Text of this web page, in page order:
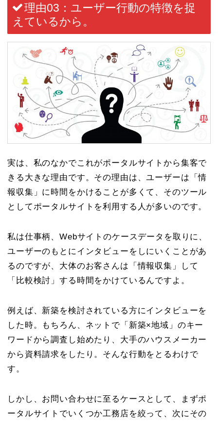
理由03：ユーザー行動の特徴を捉
えているから。
実は、私のなかでこれがポータルサイトから集客で
きる大きな理由です。その理由は 、ユーザーは「情
報収集」に時間をかけることが多くて、そのツール
としてポータルサイトを利用する人が多いのです。
私は仕事柄、Webサイトのケースデータを取りに、
ユーザーのもとにインタビューをしにいくことがあ
るのですが、大体のお客さんは「情報収集」して
「比較検討」する時間をかけているんですよ。
例えば、新築を検討されている方にインタビューを
した時。もちろん、ネットで「新築×地域」のキー
ワードから調査し始めたり、大手のハウスメーカー
から資料請求をしたり。そんな行動をとるわけで
す。
しかし、お問い合わせに至るケースとして、まずポ
ータルサイトでいくつか工務店を絞って、次にその